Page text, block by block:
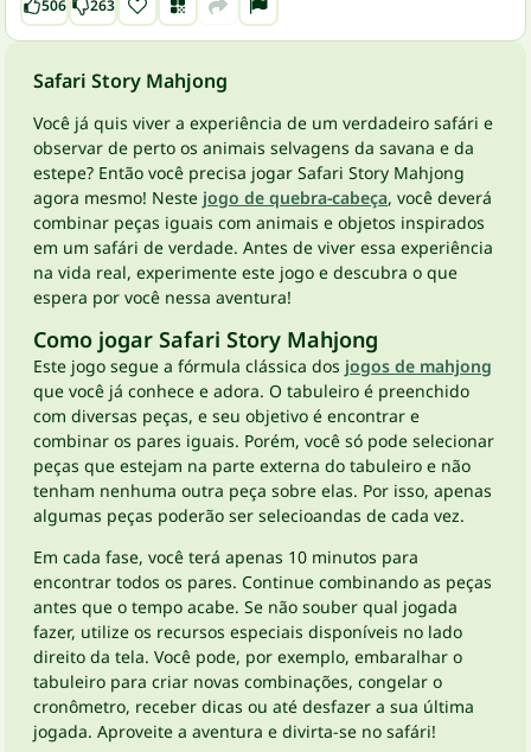
506 263
Safari Story Mahjong
Você já quis viver a experiência de um verdadeiro safári e
observar de perto os animais selvagens da savana e da
estepe? Então você precisa jogar Safari Story Mahjong
agora mesmo! Neste jogo de quebra-cabeça, você deverá
combinar peças iguais com animais e objetos inspirados
em um safári de verdade. Antes de viver essa experiência
na vida real, experimente este jogo e descubra o que
espera por você nessa aventura!
Como jogar Safari Story Mahjong
Este jogo segue a fórmula clássica dos jogos de mahjong
que você já conhece e adora. O tabuleiro é preenchido
com diversas peças, e seu objetivo é encontrar e
combinar os pares iguais. Porém, você só pode selecionar
peças que estejam na parte externa do tabuleiro e não
tenham nenhuma outra peça sobre elas. Por isso, apenas
algumas peças poderão ser selecioandas de cada vez.
Em cada fase, você terá apenas 10 minutos para
encontrar todos os pares. Continue combinando as peças
antes que o tempo acabe. Se não souber qual jogada
fazer, utilize os recursos especiais disponíveis no lado
direito da tela. Você pode, por exemplo, embaralhar o
tabuleiro para criar novas combinações, congelar o
cronômetro, receber dicas ou até desfazer a sua última
jogada. Aproveite a aventura e divirta-se no safári!